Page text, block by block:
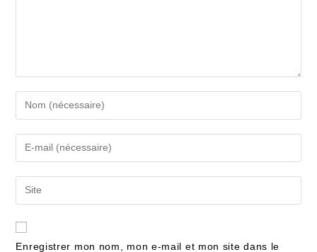
Enregistrer mon nom, mon e-mail et mon site dans le